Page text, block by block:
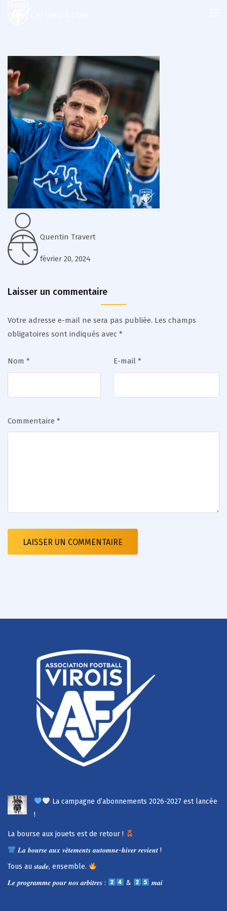
Quentin Travert
février 20, 2024
Laisser un commentaire
Votre adresse e-mail ne sera pas publiée. Les champs
obligatoires sont indiqués avec *
Nom * E-mail *
Commentaire *
La campagne d’abonnements 2026-2027 est lancée
!
La bourse aux jouets est de retour !
𝑳𝒂 𝒃𝒐𝒖𝒓𝒔𝒆 𝒂𝒖𝒙 𝒗𝒆̂𝒕𝒆𝒎𝒆𝒏𝒕𝒔 𝒂𝒖𝒕𝒐𝒎𝒏𝒆-𝒉𝒊𝒗𝒆𝒓 𝒓𝒆𝒗𝒊𝒆𝒏𝒕 !
Tous au 𝒔𝒕𝒂𝒅𝒆, ensemble.
𝑳𝒆 𝒑𝒓𝒐𝒈𝒓𝒂𝒎𝒎𝒆 𝒑𝒐𝒖𝒓 𝒏𝒐𝒔 𝒂𝒓𝒃𝒊𝒕𝒓𝒆𝒔 :
& 𝒎𝒂𝒊